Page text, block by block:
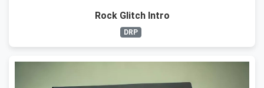
Rock Glitch Intro
DRP